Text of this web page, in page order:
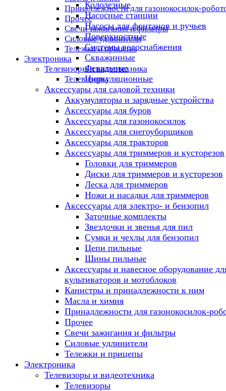
Принадлежности для газонокосилок-
Прочее
Свечи зажигания и фильтры
Силовые удлинители
Тележки и прицепы
Электроника
Телевизоры и видеотехника
Телевизоры
Колодезные
Насосные станции
Насосы для фонтанов и ручьев
Поверхностные
Системы водоснабжения
Скважинные
Фекальные
Циркуляционные
Аксессуары для садовой техники
Аккумуляторы и зарядные устройства
Аксессуары для буров
Аксессуары для газонокосилок
Аксессуары для снегоуборщиков
Аксессуары для тракторов
Аксессуары для триммеров и кусторезов
Головки для триммеров
Диски для триммеров и кусторезов
Леска для триммеров
Ножи и насадки для триммеров
Аксессуары для электро- и бензопил
Заточные комплекты
Звездочки и звенья для пил
Сумки и чехлы для бензопил
Цепи пильные
Шины пильные
Аксессуары и навесное оборудование
культиваторов и мотоблоков
Канистры и принадлежности к ним
Масла и химия
Принадлежности для газонокосилок-
Прочее
Свечи зажигания и фильтры
Силовые удлинители
Тележки и прицепы
Электроника
Телевизоры и видеотехника
Телевизоры